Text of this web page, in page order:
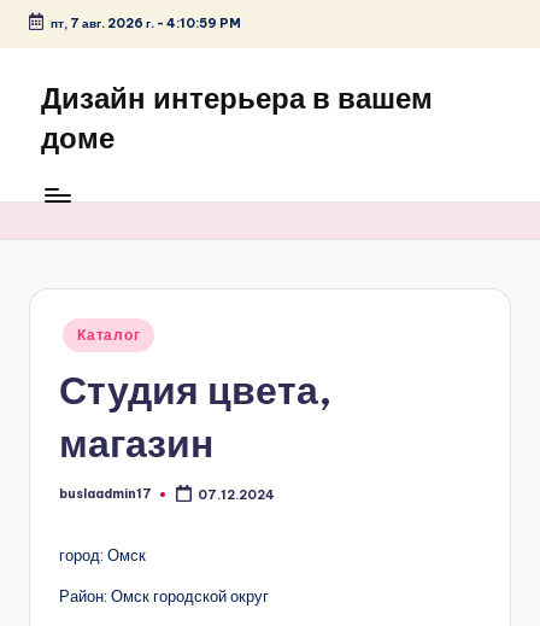
Перейти
содержимому
пт, 7 авг. 2026 г.- 4:10:59 PM
Дизайн интерьера в вашем
доме
Опубликовано
Каталог
Студия цвета,
магазин
Запись
buslaadmin17 07.12.2024
город: Омск
Район: Омск городской округ